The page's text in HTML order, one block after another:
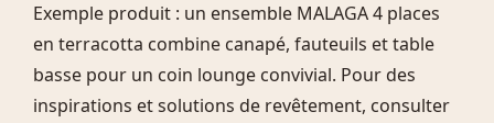
Exemple produit : un ensemble MALAGA 4 places
en terracotta combine canapé, fauteuils et table
basse pour un coin lounge convivial. Pour des
inspirations et solutions de revêtement, consulter